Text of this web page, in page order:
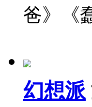
爸》《
幻想派